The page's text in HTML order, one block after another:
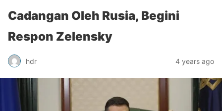
Cadangan Oleh Rusia, Begini
Respon Zelensky
hdr 4 years ago